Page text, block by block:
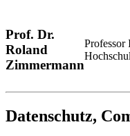
Prof. Dr.
Roland
Zimmermann
Professor
Datenschutz,